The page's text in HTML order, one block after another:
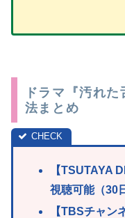
ドラマ『汚れ
法まとめ
【TSUTAYA
視聴可能（30
【TBSチャン